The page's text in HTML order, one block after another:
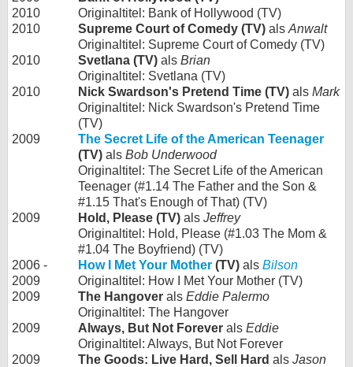
2010
Originaltitel: Bank of Hollywood (TV)
2010
Supreme Court of Comedy (TV) als Anwalt
Originaltitel: Supreme Court of Comedy (TV)
2010
Svetlana (TV) als Brian
Originaltitel: Svetlana (TV)
2010
Nick Swardson's Pretend Time (TV) als Mark
Originaltitel: Nick Swardson's Pretend Time
(TV)
2009
The Secret Life of the American Teenager
(TV) als Bob Underwood
Originaltitel: The Secret Life of the American
Teenager (#1.14 The Father and the Son &
#1.15 That's Enough of That) (TV)
2009
Hold, Please (TV) als Jeffrey
Originaltitel: Hold, Please (#1.03 The Mom &
#1.04 The Boyfriend) (TV)
2006 -
2009
How I Met Your Mother (TV) als Bilson
Originaltitel: How I Met Your Mother (TV)
2009
The Hangover als Eddie Palermo
Originaltitel: The Hangover
2009
Always, But Not Forever als Eddie
Originaltitel: Always, But Not Forever
2009
The Goods: Live Hard, Sell Hard als Jason